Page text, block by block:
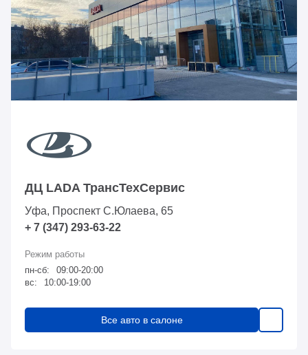
ДЦ LADA ТрансТехСервис
Уфа, Проспект С.Юлаева, 65
+ 7 (347) 293-63-22
пн-сб:
09:00-20:00
вс:
10:00-19:00
Все авто в салоне